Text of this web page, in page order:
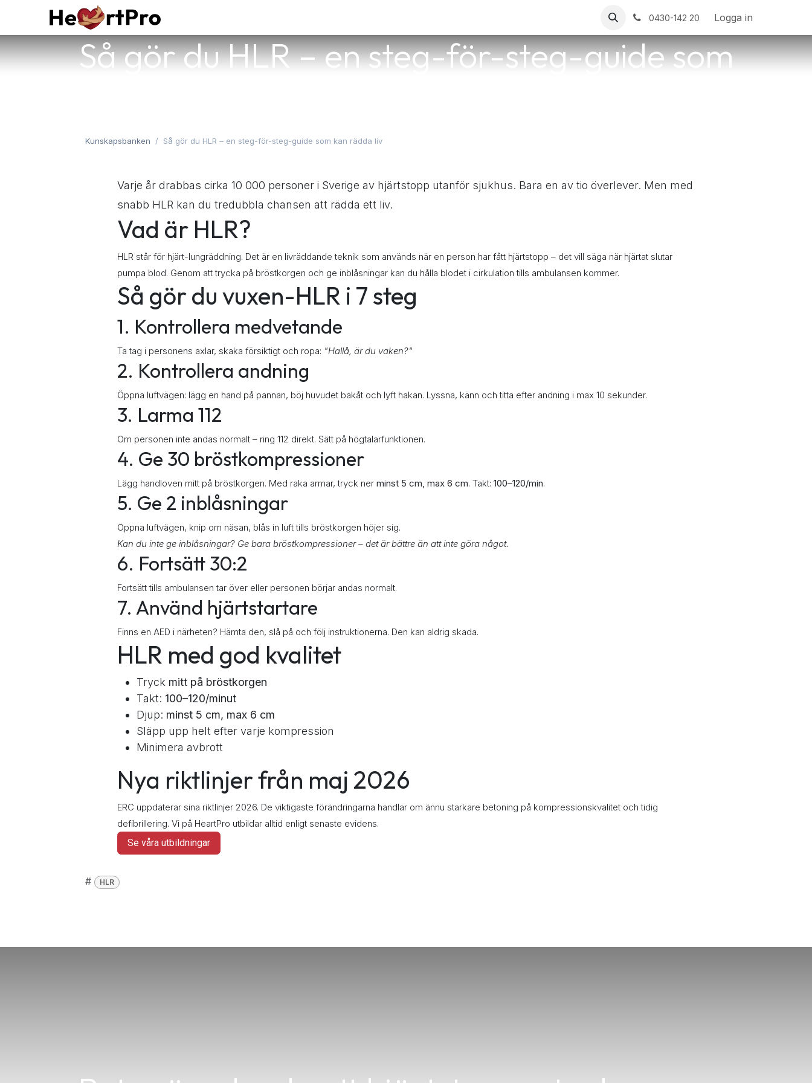
Hoppa till innehållet
0430-142 20 Logga in
Så gör du HLR – en steg-för-steg-guide som
Kunskapsbanken Så gör du HLR – en steg-för-steg-guide som kan rädda liv
Varje år drabbas cirka 10 000 personer i Sverige av hjärtstopp utanför sjukhus. Bara en av tio överlever. Men med
snabb HLR kan du tredubbla chansen att rädda ett liv.
Vad är HLR?
HLR står för hjärt-lungräddning. Det är en livräddande teknik som används när en person har fått hjärtstopp – det vill säga när hjärtat slutar
pumpa blod. Genom att trycka på bröstkorgen och ge inblåsningar kan du hålla blodet i cirkulation tills ambulansen kommer.
Så gör du vuxen-HLR i 7 steg
1. Kontrollera medvetande
Ta tag i personens axlar, skaka försiktigt och ropa: "Hallå, är du vaken?"
2. Kontrollera andning
Öppna luftvägen: lägg en hand på pannan, böj huvudet bakåt och lyft hakan. Lyssna, känn och titta efter andning i max 10 sekunder.
3. Larma 112
Om personen inte andas normalt – ring 112 direkt. Sätt på högtalarfunktionen.
4. Ge 30 bröstkompressioner
Lägg handloven mitt på bröstkorgen. Med raka armar, tryck nerminst 5 cm, max 6 cm. Takt:100–120/min.
5. Ge 2 inblåsningar
Öppna luftvägen, knip om näsan, blås in luft tills bröstkorgen höjer sig.
Kan du inte ge inblåsningar? Ge bara bröstkompressioner – det är bättre än att inte göra något.
6. Fortsätt 30:2
Fortsätt tills ambulansen tar över eller personen börjar andas normalt.
7. Använd hjärtstartare
Finns en AED i närheten? Hämta den, slå på och följ instruktionerna. Den kan aldrig skada.
HLR med god kvalitet
Tryck mitt på bröstkorgen
Takt: 100–120/minut
Djup: minst 5 cm, max 6 cm
Släpp upp helt efter varje kompression
Minimera avbrott
Nya riktlinjer från maj 2026
ERC uppdaterar sina riktlinjer 2026. De viktigaste förändringarna handlar om ännu starkare betoning på kompressionskvalitet och tidig
defibrillering. Vi på HeartPro utbildar alltid enligt senaste evidens.
Se våra utbildningar
# HLR